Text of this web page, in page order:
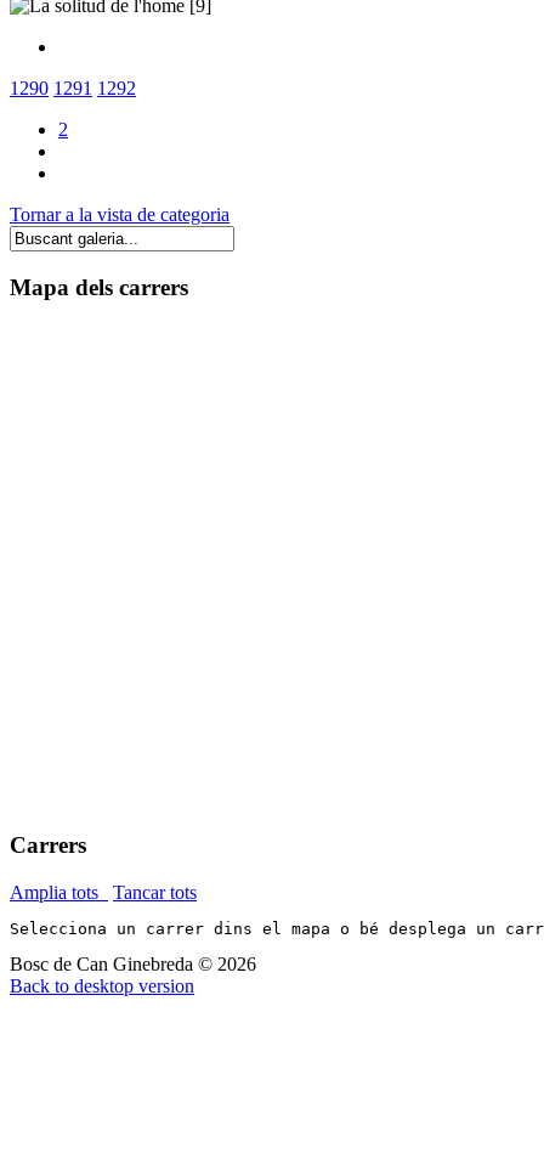
1290 1291 1292
2
Tornar a la vista de categoria
Mapa dels carrers
Carrers
Amplia tots Tancar tots
Selecciona un carrer dins el mapa o bé desplega un
Bosc de Can Ginebreda © 2026
Back to desktop version